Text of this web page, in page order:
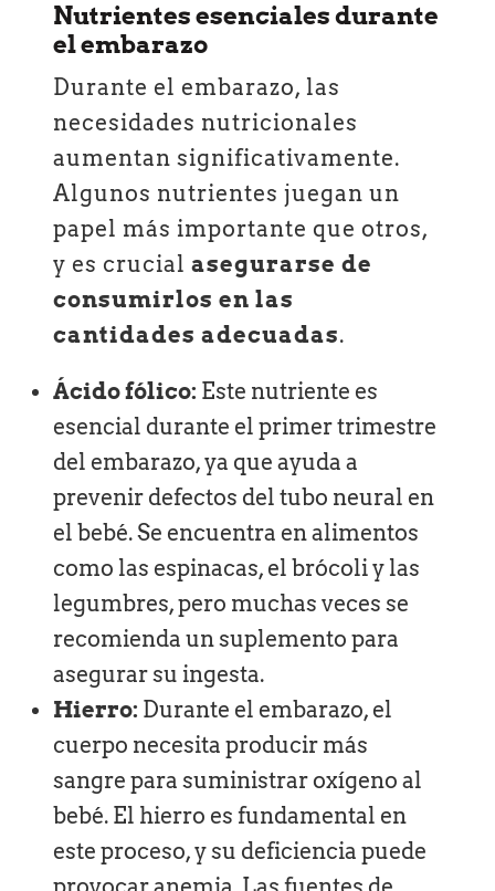
Nutrientes esenciales durante
el embarazo
Durante el embarazo, las
necesidades nutricionales
aumentan significativamente.
Algunos nutrientes juegan un
papel más importante que otros,
y es crucialasegurarse de
consumirlos en las
cantidades adecuadas.
Ácido fólico: Este nutriente es
esencial durante el primer trimestre
del embarazo, ya que ayuda a
prevenir defectos del tubo neural en
el bebé. Se encuentra en alimentos
como las espinacas, el brócoli y las
legumbres, pero muchas veces se
recomienda un suplemento para
asegurar su ingesta.
Hierro: Durante el embarazo, el
cuerpo necesita producir más
sangre para suministrar oxígeno al
bebé. El hierro es fundamental en
este proceso, y su deficiencia puede